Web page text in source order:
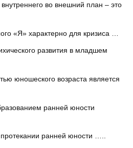
во внешний план – это
«Я» характерно для кризиса …
развития в младшем
юношеского возраста является
ранней юности
ранней юности …..